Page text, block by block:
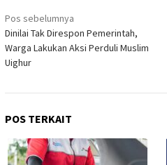
Navigasi
pos
Pos sebelumnya
Dinilai Tak Direspon Pemerintah,
Warga Lakukan Aksi Perduli Muslim
Uighur
POS TERKAIT